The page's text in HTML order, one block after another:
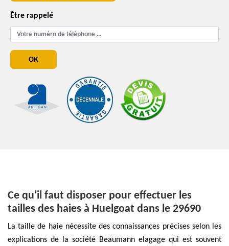
Être rappelé
Ce qu'il faut disposer pour effectuer les
tailles des haies à Huelgoat dans le 29690
La taille de haie nécessite des connaissances précises selon les
explications de la société Beaumann elagage qui est souvent